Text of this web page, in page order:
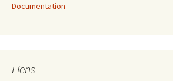
Documentation
Liens